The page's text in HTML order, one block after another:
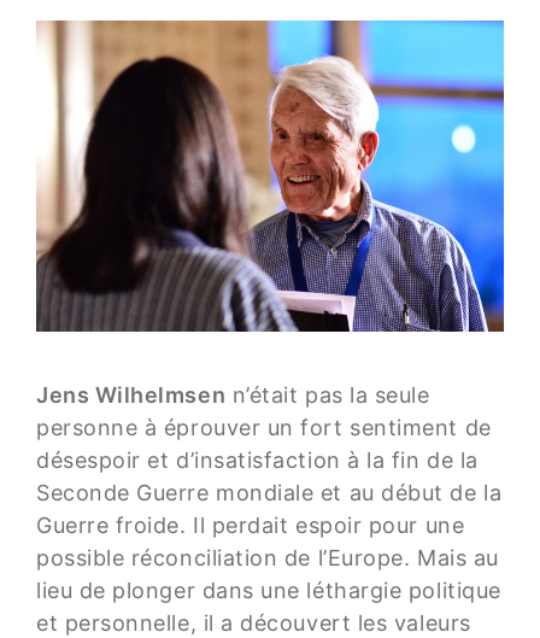
Jens Wilhelmsen n’était pas la seule
personne à éprouver un fort sentiment de
désespoir et d’insatisfaction à la fin de la
Seconde Guerre mondiale et au début de la
Guerre froide. Il perdait espoir pour une
possible réconciliation de l’Europe. Mais au
lieu de plonger dans une léthargie politique
et personnelle, il a découvert les valeurs